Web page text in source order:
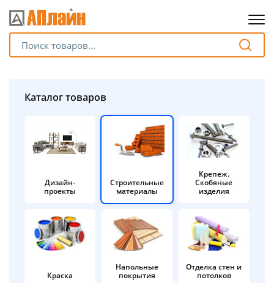
Каталог товаров
Дизайн-
проекты
Строительные
материалы
Крепеж.
Скобяные
изделия
Краска
Напольные
покрытия
Отделка стен и
потолков
Разбейте
на части
без переплат
График платежей
Сегодня
%